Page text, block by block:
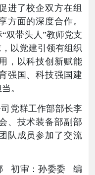
进了校企双方在组
方面的深度合作。
“双带头人 ”教师党支
以党建引领有组织
，以科技创新赋能
强国、科技强国建
。
党群工作部部长李
、技术装备部副部
队成员参加了交流
初审：孙委委
编